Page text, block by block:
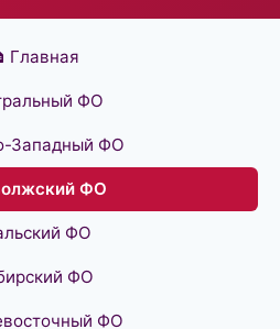
Главная
ФО
Западный ФО
ФО
ФО
ФО
ФО